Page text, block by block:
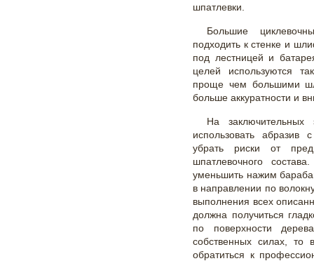
шпатлевки.
Большие
подходить к стенке и
под лестницей и
целей используются
проще чем большими
больше аккуратности и
На
использовать абразив
убрать риски от
шпатлевочного
уменьшить нажим
в направлении по
выполнения всех
должна получиться
по поверхности
собственных силах, то
обратиться к